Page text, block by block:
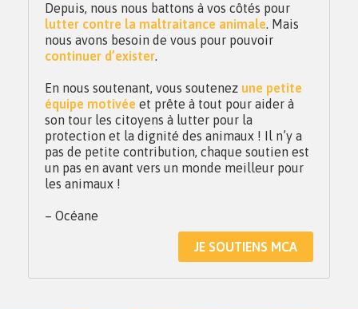
Depuis, nous nous battons à vos côtés pour
lutter contre la maltraitance animale. Mais
nous avons besoin de vous pour pouvoir
continuer d’exister.
En nous soutenant, vous soutenez une petite
équipe motivée et prête à tout pour aider à
son tour les citoyens à lutter pour la
protection et la dignité des animaux ! Il n’y a
pas de petite contribution, chaque soutien est
un pas en avant vers un monde meilleur pour
les animaux !
– Océane
JE SOUTIENS MCA